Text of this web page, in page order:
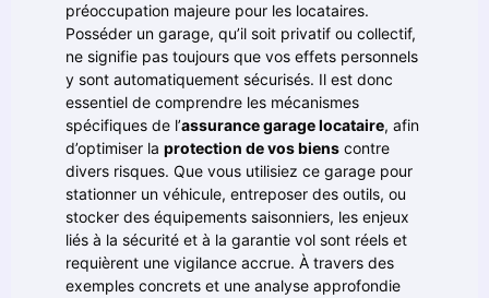
préoccupation majeure pour les locataires.
Posséder un garage, qu’il soit privatif ou collectif,
ne signifie pas toujours que vos effets personnels
y sont automatiquement sécurisés. Il est donc
essentiel de comprendre les mécanismes
spécifiques de l’assurance garage locataire, afin
d’optimiser la protection de vos biens contre
divers risques. Que vous utilisiez ce garage pour
stationner un véhicule, entreposer des outils, ou
stocker des équipements saisonniers, les enjeux
liés à la sécurité et à la garantie vol sont réels et
requièrent une vigilance accrue. À travers des
exemples concrets et une analyse approfondie